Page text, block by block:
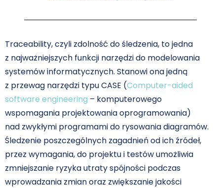
Traceability, czyli zdolność do śledzenia, to jedna
z najważniejszych funkcji narzędzi do modelowania
systemów informatycznych. Stanowi ona jedną
z przewag narzędzi typu CASE (Computer-aided
software engineering – komputerowego
wspomagania projektowania oprogramowania)
nad zwykłymi programami do rysowania diagramów.
Śledzenie poszczególnych zagadnień od ich źródeł,
przez wymagania, do projektu i testów umożliwia
zmniejszanie ryzyka utraty spójności podczas
wprowadzania zmian oraz zwiększanie jakości